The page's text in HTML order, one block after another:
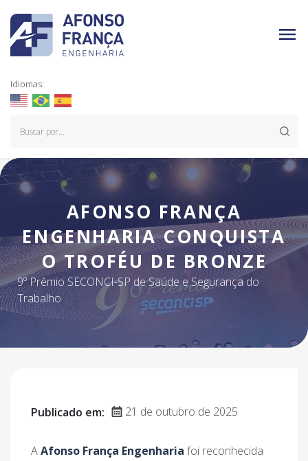
Idiomas:
AFONSO FRANÇA
ENGENHARIA CONQUISTA
O TROFÉU DE BRONZE
9º Prêmio SECONCI-SP de Saúde e Segurança do
Trabalho
Publicado em: 21 de outubro de 2025
AAfonso França Engenharia foi reconhecida